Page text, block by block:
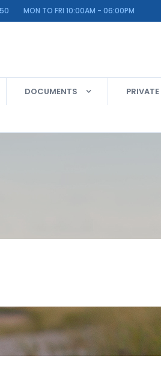
TO FRI 10:00AM - 06:00PM
DOCUMENTS PRIVATE